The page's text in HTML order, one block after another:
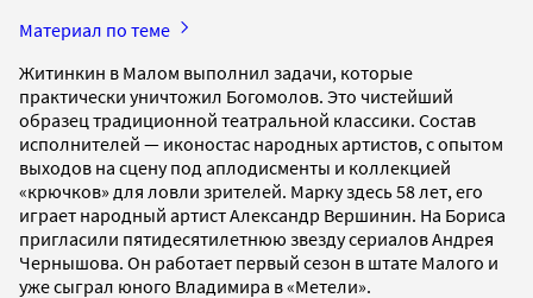
Материал по теме
Житинкин в Малом выполнил задачи, которые
практически уничтожил Богомолов. Это чистейший
образец традиционной театральной классики. Состав
исполнителей — иконостас народных артистов, с опытом
выходов на сцену под аплодисменты и коллекцией
«крючков» для ловли зрителей. Марку здесь 58 лет, его
играет народный артист Александр Вершинин. На Бориса
пригласили пятидесятилетнюю звезду сериалов Андрея
Чернышова. Он работает первый сезон в штате Малого и
уже сыграл юного Владимира в «Метели».